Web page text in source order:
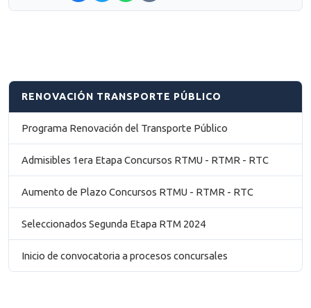
RENOVACIÓN TRANSPORTE PÚBLICO
Programa Renovación del Transporte Público
Admisibles 1era Etapa Concursos RTMU - RTMR - RTC
Aumento de Plazo Concursos RTMU - RTMR - RTC
Seleccionados Segunda Etapa RTM 2024
Inicio de convocatoria a procesos concursales